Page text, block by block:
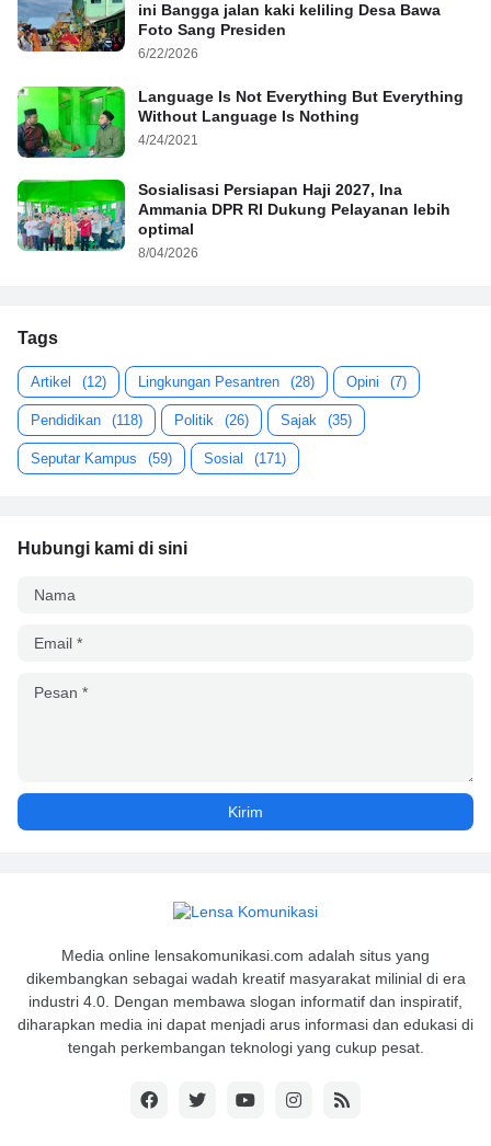
ini Bangga jalan kaki keliling Desa Bawa
Foto Sang Presiden
6/22/2026
Language Is Not Everything But Everything
Without Language Is Nothing
4/24/2021
Sosialisasi Persiapan Haji 2027, Ina
Ammania DPR RI Dukung Pelayanan lebih
optimal
8/04/2026
Tags
Artikel (12) Lingkungan Pesantren (28) Opini (7)
Pendidikan (118) Politik (26) Sajak (35)
Seputar Kampus (59) Sosial (171)
Hubungi kami di sini
Media online lensakomunikasi.com adalah situs yang
dikembangkan sebagai wadah kreatif masyarakat milinial di era
industri 4.0. Dengan membawa slogan informatif dan inspiratif,
diharapkan media ini dapat menjadi arus informasi dan edukasi di
tengah perkembangan teknologi yang cukup pesat.